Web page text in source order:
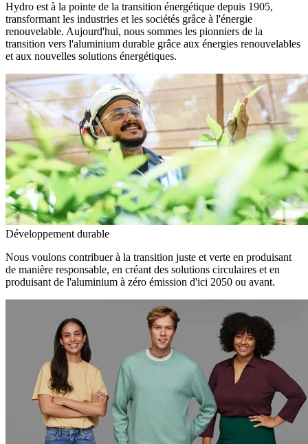
Hydro est à la pointe de la transition énergétique depuis 1905,
transformant les industries et les sociétés grâce à l'énergie
renouvelable. Aujourd'hui, nous sommes les pionniers de la
transition vers l'aluminium durable grâce aux énergies renouvelables
et aux nouvelles solutions énergétiques.
Développement durable
Nous voulons contribuer à la transition juste et verte en produisant
de manière responsable, en créant des solutions circulaires et en
produisant de l'aluminium à zéro émission d'ici 2050 ou avant.